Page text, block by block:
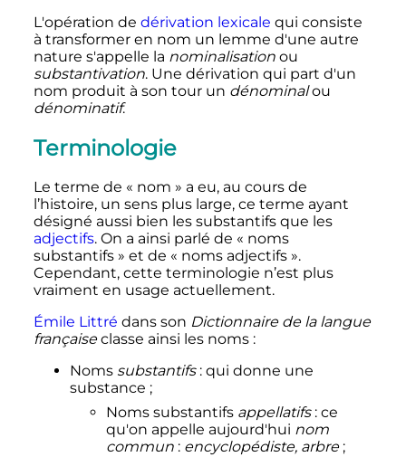
L'opération de dérivation lexicale qui consiste
à transformer en nom un lemme d'une autre
nature s'appelle la nominalisationou
substantivation. Une dérivation qui part d'un
nom produit à son tour un dénominalou
dénominatif.
Terminologie
Le terme de « nom » a eu, au cours de
l’histoire, un sens plus large, ce terme ayant
désigné aussi bien les substantifs que les
adjectifs. On a ainsi parlé de « noms
substantifs » et de « noms adjectifs ».
Cependant, cette terminologie n’est plus
vraiment en usage actuellement.
Émile Littré dans son Dictionnaire de la langue
françaiseclasse ainsi les noms :
Noms substantifs : qui donne une
substance ;
Noms substantifs appellatifs : ce
qu'on appelle aujourd'hui nom
commun : encyclopédiste, arbre ;